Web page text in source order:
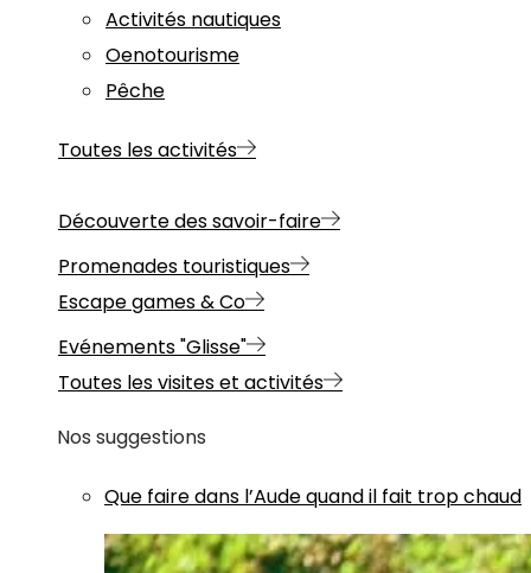
Activités nautiques
Oenotourisme
Pêche
Toutes les activités
Découverte des savoir-faire
Promenades touristiques
Escape games & Co
Evénements "Glisse"
Toutes les visites et activités
Nos suggestions
Que faire dans l’Aude quand il fait trop chaud